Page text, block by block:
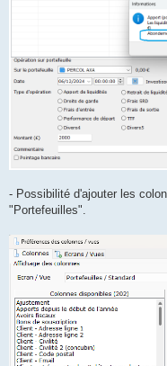
- Possibilité d'ajouter les
"Portefeuilles".